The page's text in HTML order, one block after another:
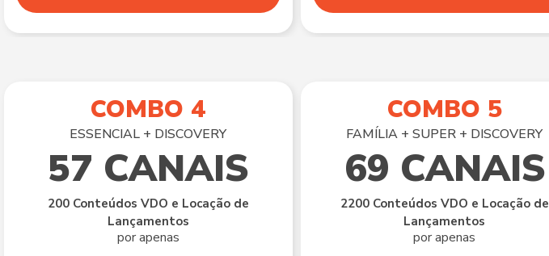
COMBO 4
ESSENCIAL + DISCOVERY
57 CANAIS
200 Conteúdos VDO e Locação de
Lançamentos
por apenas
COMBO 5
FAMÍLIA + SUPER + DISCOVERY
69 CANAIS
2200 Conteúdos VDO e Locação de
Lançamentos
por apenas